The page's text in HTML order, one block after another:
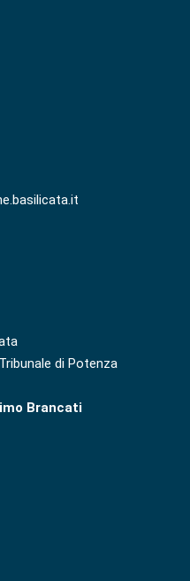
di Potenza
Brancati